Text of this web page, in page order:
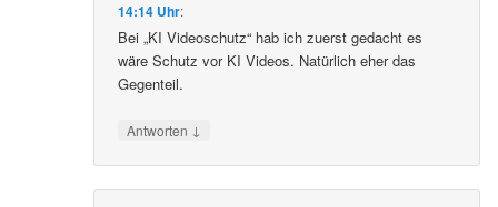
14:14 Uhr:
Bei „KI Videoschutz“ hab ich zuerst gedacht es
wäre Schutz vor KI Videos. Natürlich eher das
Gegenteil.
Antworten ↓